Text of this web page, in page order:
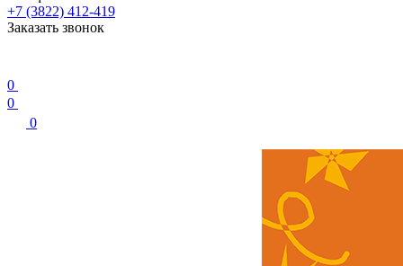
+7 (3822) 412-419
Заказать звонок
0
0
0